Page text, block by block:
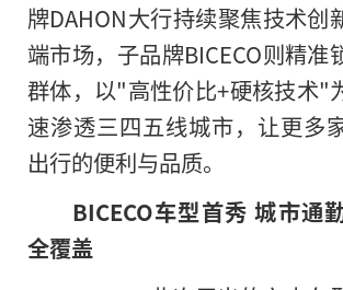
牌DAHON大行持续聚焦技术创
端市场，子品牌BICECO则精准
群体，以"高性价比+硬核技术"
速渗透三四五线城市，让更多
出行的便利与品质。
BICECO车型首秀 城市通
全覆盖